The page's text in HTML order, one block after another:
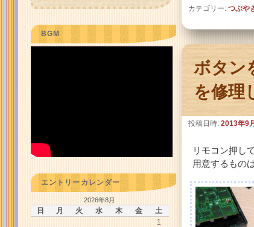
カテゴリー: つぶや
ボタン
を修理
投稿日時: 2013年9
リモコン押し
用意するもの
BGM
エントリーカレンダー
2026年8月
日 月 火 水 木 金 土
1